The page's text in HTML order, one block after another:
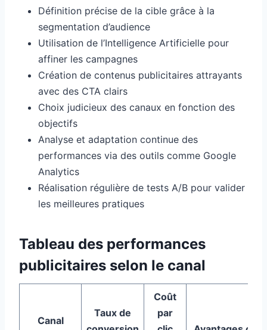
Définition précise de la cible grâce à la
segmentation d’audience
Utilisation de l’Intelligence Artificielle pour
affiner les campagnes
Création de contenus publicitaires attrayants
avec des CTA clairs
Choix judicieux des canaux en fonction des
objectifs
Analyse et adaptation continue des
performances via des outils comme Google
Analytics
Réalisation régulière de tests A/B pour valider
les meilleures pratiques
Tableau des performances
publicitaires selon le canal
Canal
Taux de
Coût
par